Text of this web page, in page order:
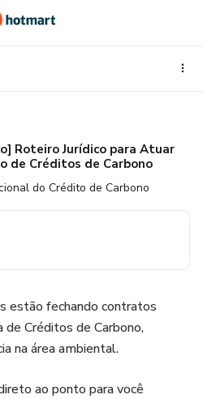
Roteiro Jurídico para Atuar
de Créditos de Carbono
do Crédito de Carbono
estão fechando contratos
de Créditos de Carbono,
na área ambiental.
ao ponto para você